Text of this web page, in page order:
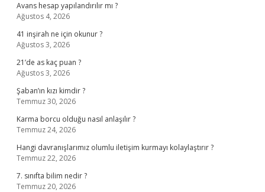
Avans hesap yapılandırılır mı ?
Ağustos 4, 2026
41 inşirah ne için okunur ?
Ağustos 3, 2026
21’de as kaç puan ?
Ağustos 3, 2026
Şaban’ın kızı kimdir ?
Temmuz 30, 2026
Karma borcu olduğu nasıl anlaşılır ?
Temmuz 24, 2026
Hangi davranışlarımız olumlu iletişim kurmayı kolaylaştırır ?
Temmuz 22, 2026
7. sınıfta bilim nedir ?
Temmuz 20, 2026